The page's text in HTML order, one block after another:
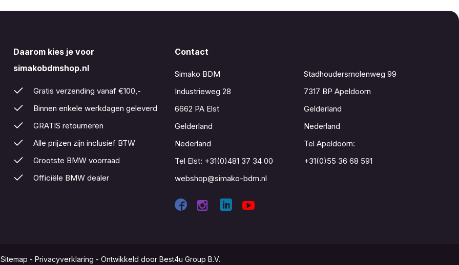
Daarom kies je voor
simakobdmshop.nl
Gratis verzending vanaf €100,-
Binnen enkele werkdagen geleverd
GRATIS retourneren
Alle prijzen zijn inclusief BTW
Grootste BMW voorraad
Officiële BMW dealer
Contact
Simako BDM
Industrieweg 28
6662 PA Elst
Gelderland
Nederland
Tel Elst: +31(0)481 37 34 00
webshop@simako-bdm.nl
Stadhoudersmolenweg 99
7317 BP Apeldoorn
Gelderland
Nederland
Tel Apeldoorn:
+31(0)55 36 68 591
Sitemap - Privacyverklaring - Ontwikkeld door Best4u Group B.V.